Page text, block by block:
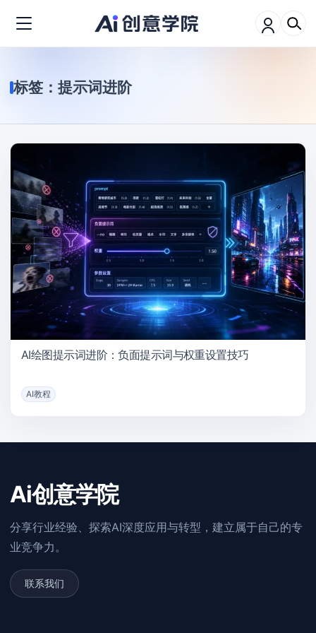
标签： 提示词进阶
AI绘图提示词进阶：负面提示词与权重设置技巧
AI教程
Ai创意学院
分享行业经验、探索AI深度应用与转型，建立属于自己的专
业竞争力。
联系我们